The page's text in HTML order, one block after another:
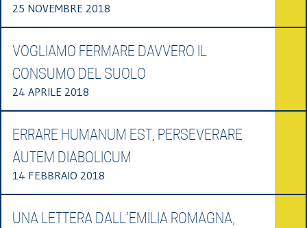
25 NOVEMBRE 2018
VOGLIAMO FERMARE DAVVERO IL
CONSUMO DEL SUOLO
24 APRILE 2018
ERRARE HUMANUM EST, PERSEVERARE
AUTEM DIABOLICUM
14 FEBBRAIO 2018
UNA LETTERA DALL’EMILIA ROMAGNA,